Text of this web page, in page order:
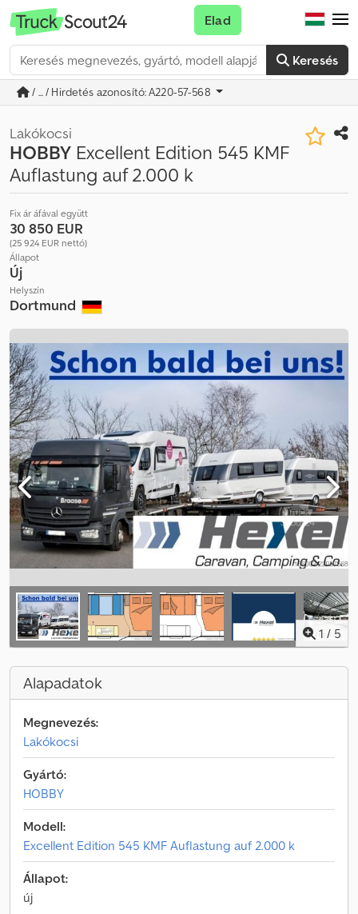
Keresés
Elad
/ ... / Hirdetés azonosító: A220-57-568
Lakókocsi
HOBBY Excellent Edition 545 KMF
Auflastung auf 2.000 k
Fix ár áfával együtt
30 850 EUR
(25 924 EUR nettó)
Állapot
Új
Helyszín
Dortmund
1 / 5
Alapadatok
Megnevezés:
Lakókocsi
Gyártó:
HOBBY
Modell:
Excellent Edition 545 KMF Auflastung auf 2.000 k
Állapot:
új